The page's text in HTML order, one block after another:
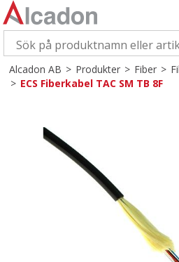
Alcadon AB>Produkter>Fiber>
>ECS Fiberkabel TAC SM TB 8F